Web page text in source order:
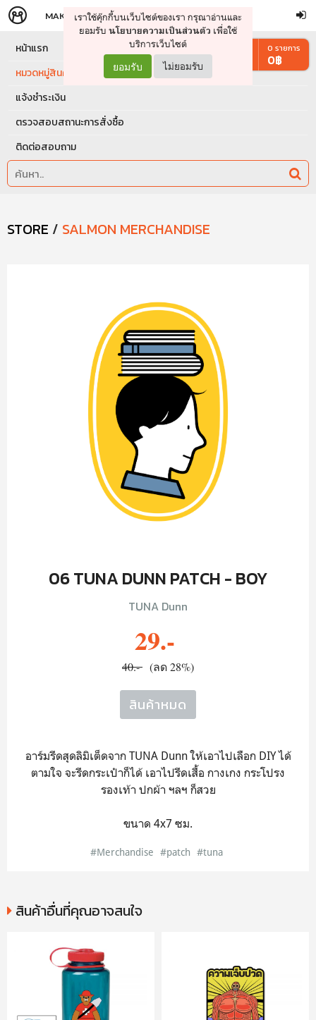
จัดการรถเข็น ดำเนินการต่อ
MAKERS STORE
เราใช้คุ๊กกี้บนเว็บไซต์ของเรา กรุณาอ่านและ
ยอมรับ นโยบายความเป็นส่วนตัว เพื่อใช้
บริการเว็บไซต์
ยอมรับ ไม่ยอมรับ
หน้าแรก
หมวดหมู่สินค้า
แจ้งชำระเงิน
ตรวจสอบสถานะการสั่งซื้อ
ติดต่อสอบถาม
0 รายการ
0฿
STORE / SALMON MERCHANDISE
06 TUNA DUNN PATCH - BOY
TUNA Dunn
29.-
40.- (ลด 28%)
สินค้าหมด
อาร์มรีดสุดลิมิเต็ดจาก TUNA Dunn ให้เอาไปเลือก DIY ได้
ตามใจ จะรีดกระเป๋าก็ได้ เอาไปรีดเสื้อ กางเกง กระโปรง
รองเท้า ปกผ้า ฯลฯ ก็สวย
ขนาด 4x7 ซม.
#Merchandise #patch #tuna
สินค้าอื่นที่คุณอาจสนใจ